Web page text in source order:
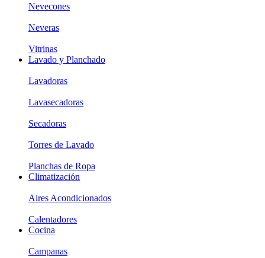
Nevecones
Neveras
Vitrinas
Lavado y Planchado
Lavadoras
Lavasecadoras
Secadoras
Torres de Lavado
Planchas de Ropa
Climatización
Aires Acondicionados
Calentadores
Cocina
Campanas